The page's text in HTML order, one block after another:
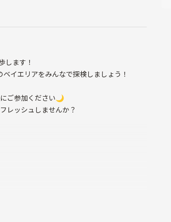
します！
イエリアをみんなで探検しましょう！
ご参加ください🌙
レッシュしませんか？